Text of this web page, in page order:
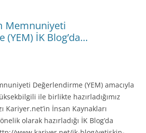
Memnuniyeti
İK Blog’da…
Değerlendirme (YEM) amacıyla
ile birlikte hazırladığımız
Kariyer.net’in İnsan Kaynakları
olarak hazırladığı İK Blog’da